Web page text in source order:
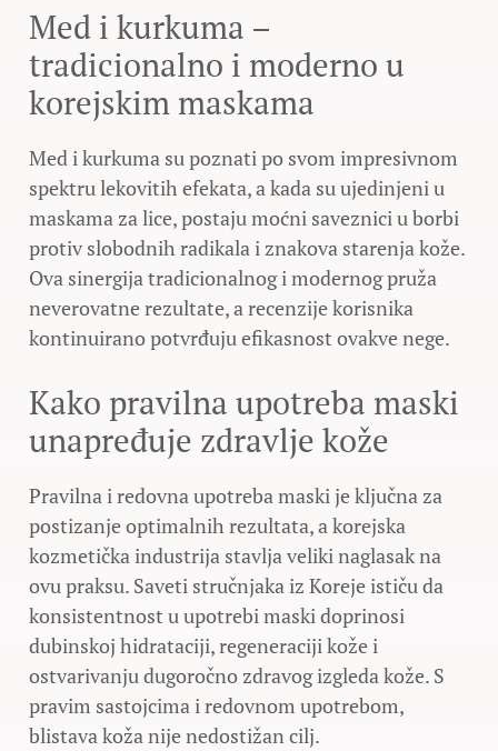
Med i kurkuma –
tradicionalno i moderno u
korejskim maskama
Med i kurkuma su poznati po svom impresivnom
spektru lekovitih efekata, a kada su ujedinjeni u
maskama za lice, postaju moćni saveznici u borbi
protiv slobodnih radikala i znakova starenja kože.
Ova sinergija tradicionalnog i modernog pruža
neverovatne rezultate, a recenzije korisnika
kontinuirano potvrđuju efikasnost ovakve nege.
Kako pravilna upotreba maski
unapređuje zdravlje kože
Pravilna i redovna upotreba maski je ključna za
postizanje optimalnih rezultata, a korejska
kozmetička industrija stavlja veliki naglasak na
ovu praksu. Saveti stručnjaka iz Koreje ističu da
konsistentnost u upotrebi maski doprinosi
dubinskoj hidrataciji, regeneraciji kože i
ostvarivanju dugoročno zdravog izgleda kože. S
pravim sastojcima i redovnom upotrebom,
blistava koža nije nedostižan cilj.